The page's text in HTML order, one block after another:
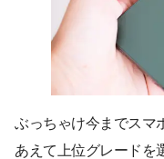
ぶっちゃけ今までスマ
あえて上位グレードを